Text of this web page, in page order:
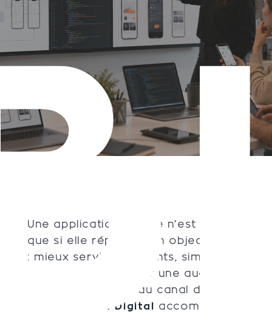
Une application mobile n’est utile
que si elle répond à un objectif clair
: mieux servir vos clients, simplifier
un parcours, fidéliser une audience
ou créer un nouveau canal de
Radium Digital
accompagne